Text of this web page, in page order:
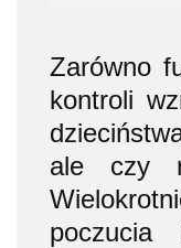
Zarówno
kontroli
ale czy
poczucia